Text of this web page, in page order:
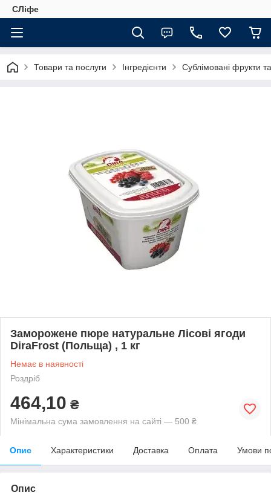
СЛіфе
Товари та послуги Інгредієнти Сублімовані фрукти
Заморожене пюре натуральне Лісові ягоди
DiraFrost (Польща) , 1 кг
Немає в наявності
Роздріб
464,10 ₴
Мінімальна сума замовлення на сайті — 500 ₴
Опис Характеристики Доставка Оплата Умови
Опис